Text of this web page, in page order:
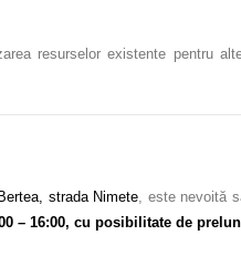
resurselor existente pentru
strada Nimete, este nevoită
– 16:00, cu posibilitate de